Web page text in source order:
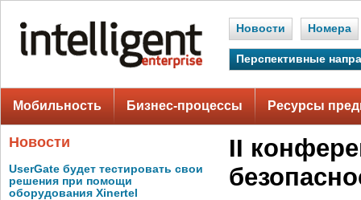
Новости Номера
Перспективные
Мобильность Бизнес-процессы Ресурсы
Новости
UserGate будет тестировать свои
решения при помощи
оборудования Xinertel
II